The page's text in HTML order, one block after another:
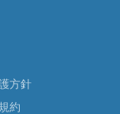
方針
約